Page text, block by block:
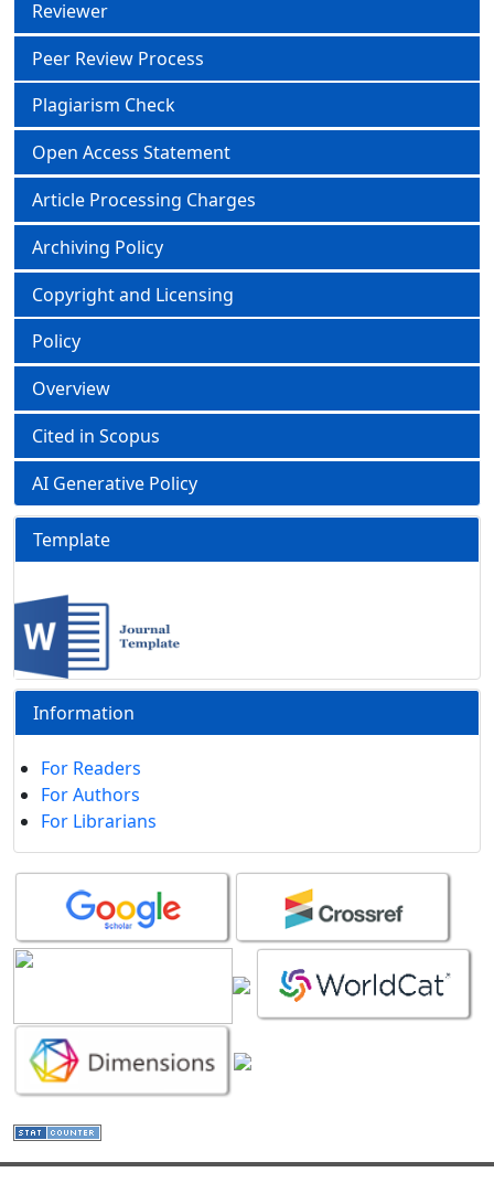
Reviewer
Peer Review Process
Plagiarism Check
Open Access Statement
Article Processing Charges
Archiving Policy
Copyright and Licensing
Policy
Overview
Cited in Scopus
AI Generative Policy
Template
Information
For Readers
For Authors
For Librarians